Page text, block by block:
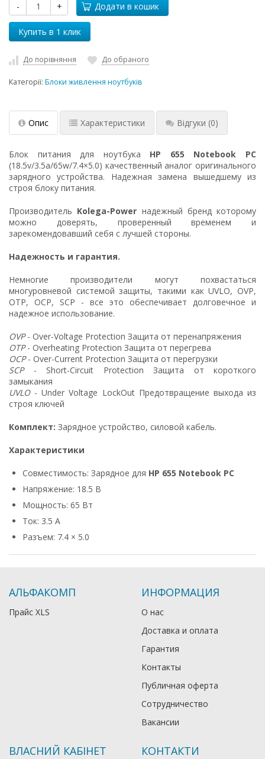
- + Додати в кошик
До порівняння До обраного
Категорії: Блоки живлення ноутбуків
Опис Характеристики Відгуки (0)
Блок питания для ноутбука HP 655 Notebook PC
(18.5v/3.5a/65w/7.4×5.0) качественный аналог оригинального
зарядного устройства. Надежная замена вышедшему из
строя блоку питания.
Производитель Kolega-Power надежный бренд которому
можно доверять, проверенный временем и
зарекомендовавший себя с лучшей стороны.
Надежность и гарантия.
Немногие производители могут похвастаться
многуровневой системой защиты, такими как UVLO, OVP,
OTP, OCP, SCP - все это обеспечивает долговечное и
надежное использование.
OVP- Over-Voltage Protection Защита от перенапряжения
OTP- Overheating Protection Защита от перегрева
OCP- Over-Current Protection Защита от перегрузки
SCP- Short-Circuit Protection Защита от короткого
замыкания
UVLO- Under Voltage LockOut Предотвращение выхода из
строя ключей
Комплект: Зарядное устройство, силовой кабель.
Характеристики
Совместимость: Зарядное для HP 655 Notebook PC
Напряжение: 18.5 В
Мощность: 65 Вт
Ток: 3.5 А
Разъем: 7.4 × 5.0
АЛЬФАКОМП
Прайс XLS
ИНФОРМАЦИЯ
О нас
Доставка и оплата
Гарантия
Контакты
Публичная оферта
Сотрудничество
Вакансии
ВЛАСНИЙ КАБІНЕТ КОНТАКТИ